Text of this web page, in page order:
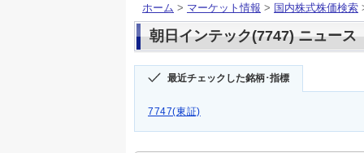
ホーム > マーケット情報 > 国内株式株価検索
朝日インテック(7747) ニュース
最近チェックした銘柄･指標
7747(東証)